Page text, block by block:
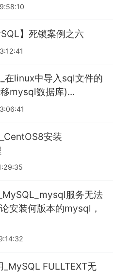
】死锁案例之六
在linux中导入sql文件的
mysql数据库)...
安装
服务无法
安装何版本的mysql，
FULLTEXT无